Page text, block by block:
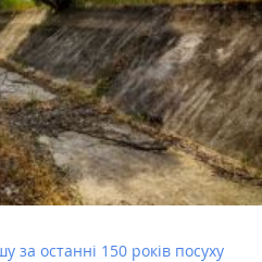
останні 150 років посуху